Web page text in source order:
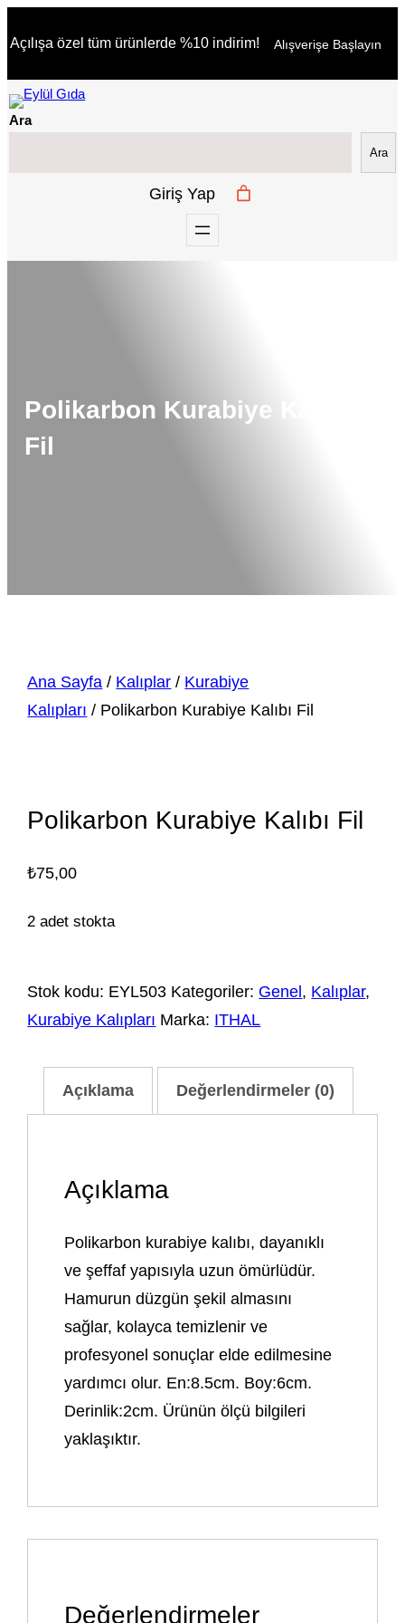
geç
Açılışa özel tüm ürünlerde %10 indirim! Alışverişe Başlayın
Ara
Ara
Giriş Yap
Polikarbon Kurabiye Kalıbı
Fil
Ana Sayfa / Kalıplar / Kurabiye
Kalıpları / Polikarbon Kurabiye Kalıbı Fil
Polikarbon Kurabiye Kalıbı Fil
₺75,00
2 adet stokta
Stok kodu: EYL503 Kategoriler: Genel, Kalıplar,
Kurabiye Kalıpları Marka: ITHAL
Açıklama Değerlendirmeler (0)
Açıklama
Polikarbon kurabiye kalıbı, dayanıklı
ve şeffaf yapısıyla uzun ömürlüdür.
Hamurun düzgün şekil almasını
sağlar, kolayca temizlenir ve
profesyonel sonuçlar elde edilmesine
yardımcı olur. En:8.5cm. Boy:6cm.
Derinlik:2cm. Ürünün ölçü bilgileri
yaklaşıktır.
Değerlendirmeler